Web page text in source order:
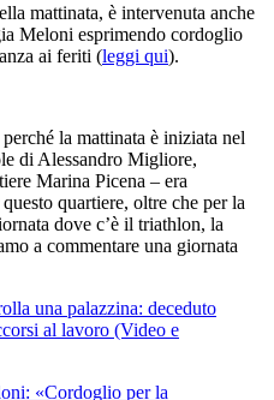
mattinata, è intervenuta anche
Meloni esprimendo cordoglio
ai feriti (leggi qui).
la mattinata è iniziata nel
di Alessandro Migliore,
Marina Picena – era
quartiere, oltre che per la
dove c’è il triathlon, la
a commentare una giornata
una palazzina: deceduto
al lavoro (Video e
«Cordoglio per la